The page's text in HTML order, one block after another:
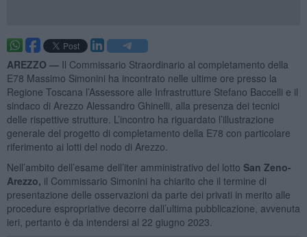
AREZZO — Il Commissario Straordinario al completamento della
E78 Massimo Simonini ha incontrato nelle ultime ore presso la
Regione Toscana l’Assessore alle Infrastrutture Stefano Baccelli e il
sindaco di Arezzo Alessandro Ghinelli, alla presenza dei tecnici
delle rispettive strutture. L’incontro ha riguardato l’illustrazione
generale del progetto di completamento della E78 con particolare
riferimento ai lotti del nodo di Arezzo.
Nell’ambito dell’esame dell’iter amministrativo del lotto San Zeno-
Arezzo, il Commissario Simonini ha chiarito che il termine di
presentazione delle osservazioni da parte dei privati in merito alle
procedure espropriative decorre dall’ultima pubblicazione, avvenuta
ieri, pertanto è da intendersi al 22 giugno 2023.